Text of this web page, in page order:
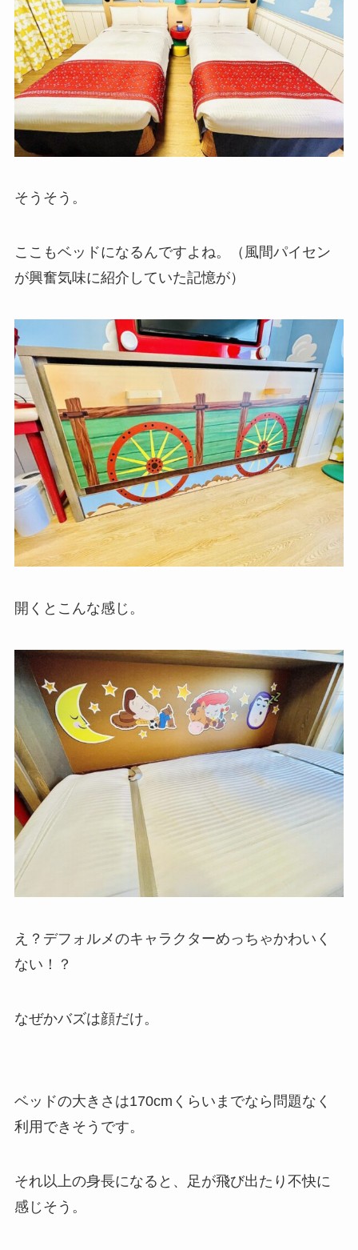
そうそう。
ここもベッドになるんですよね。（風間パイセン
が興奮気味に紹介していた記憶が）
開くとこんな感じ。
え？デフォルメのキャラクターめっちゃかわいく
ない！？
なぜかバズは顔だけ。
ベッドの大きさは170cmくらいまでなら問題なく
利用できそうです。
それ以上の身長になると、足が飛び出たり不快に
感じそう。